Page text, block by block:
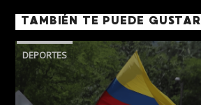
TAMBIÉN TE PUEDE GUSTAR
DEPORTES